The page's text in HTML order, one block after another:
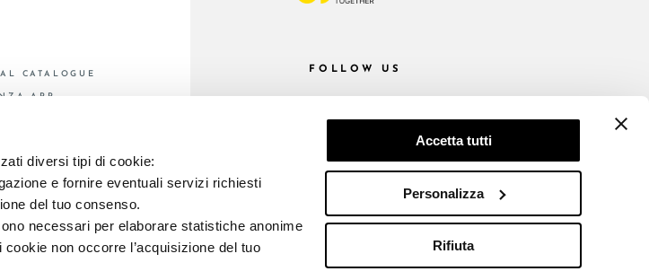
diversi tipi di cookie:
e fornire eventuali servizi richiesti
del tuo consenso.
necessari per elaborare statistiche anonime
non occorre l’acquisizione del tuo
Accetta tutti
Personalizza
Rifiuta
CATALOGUE
APP
FOLLOW US
BO 5545